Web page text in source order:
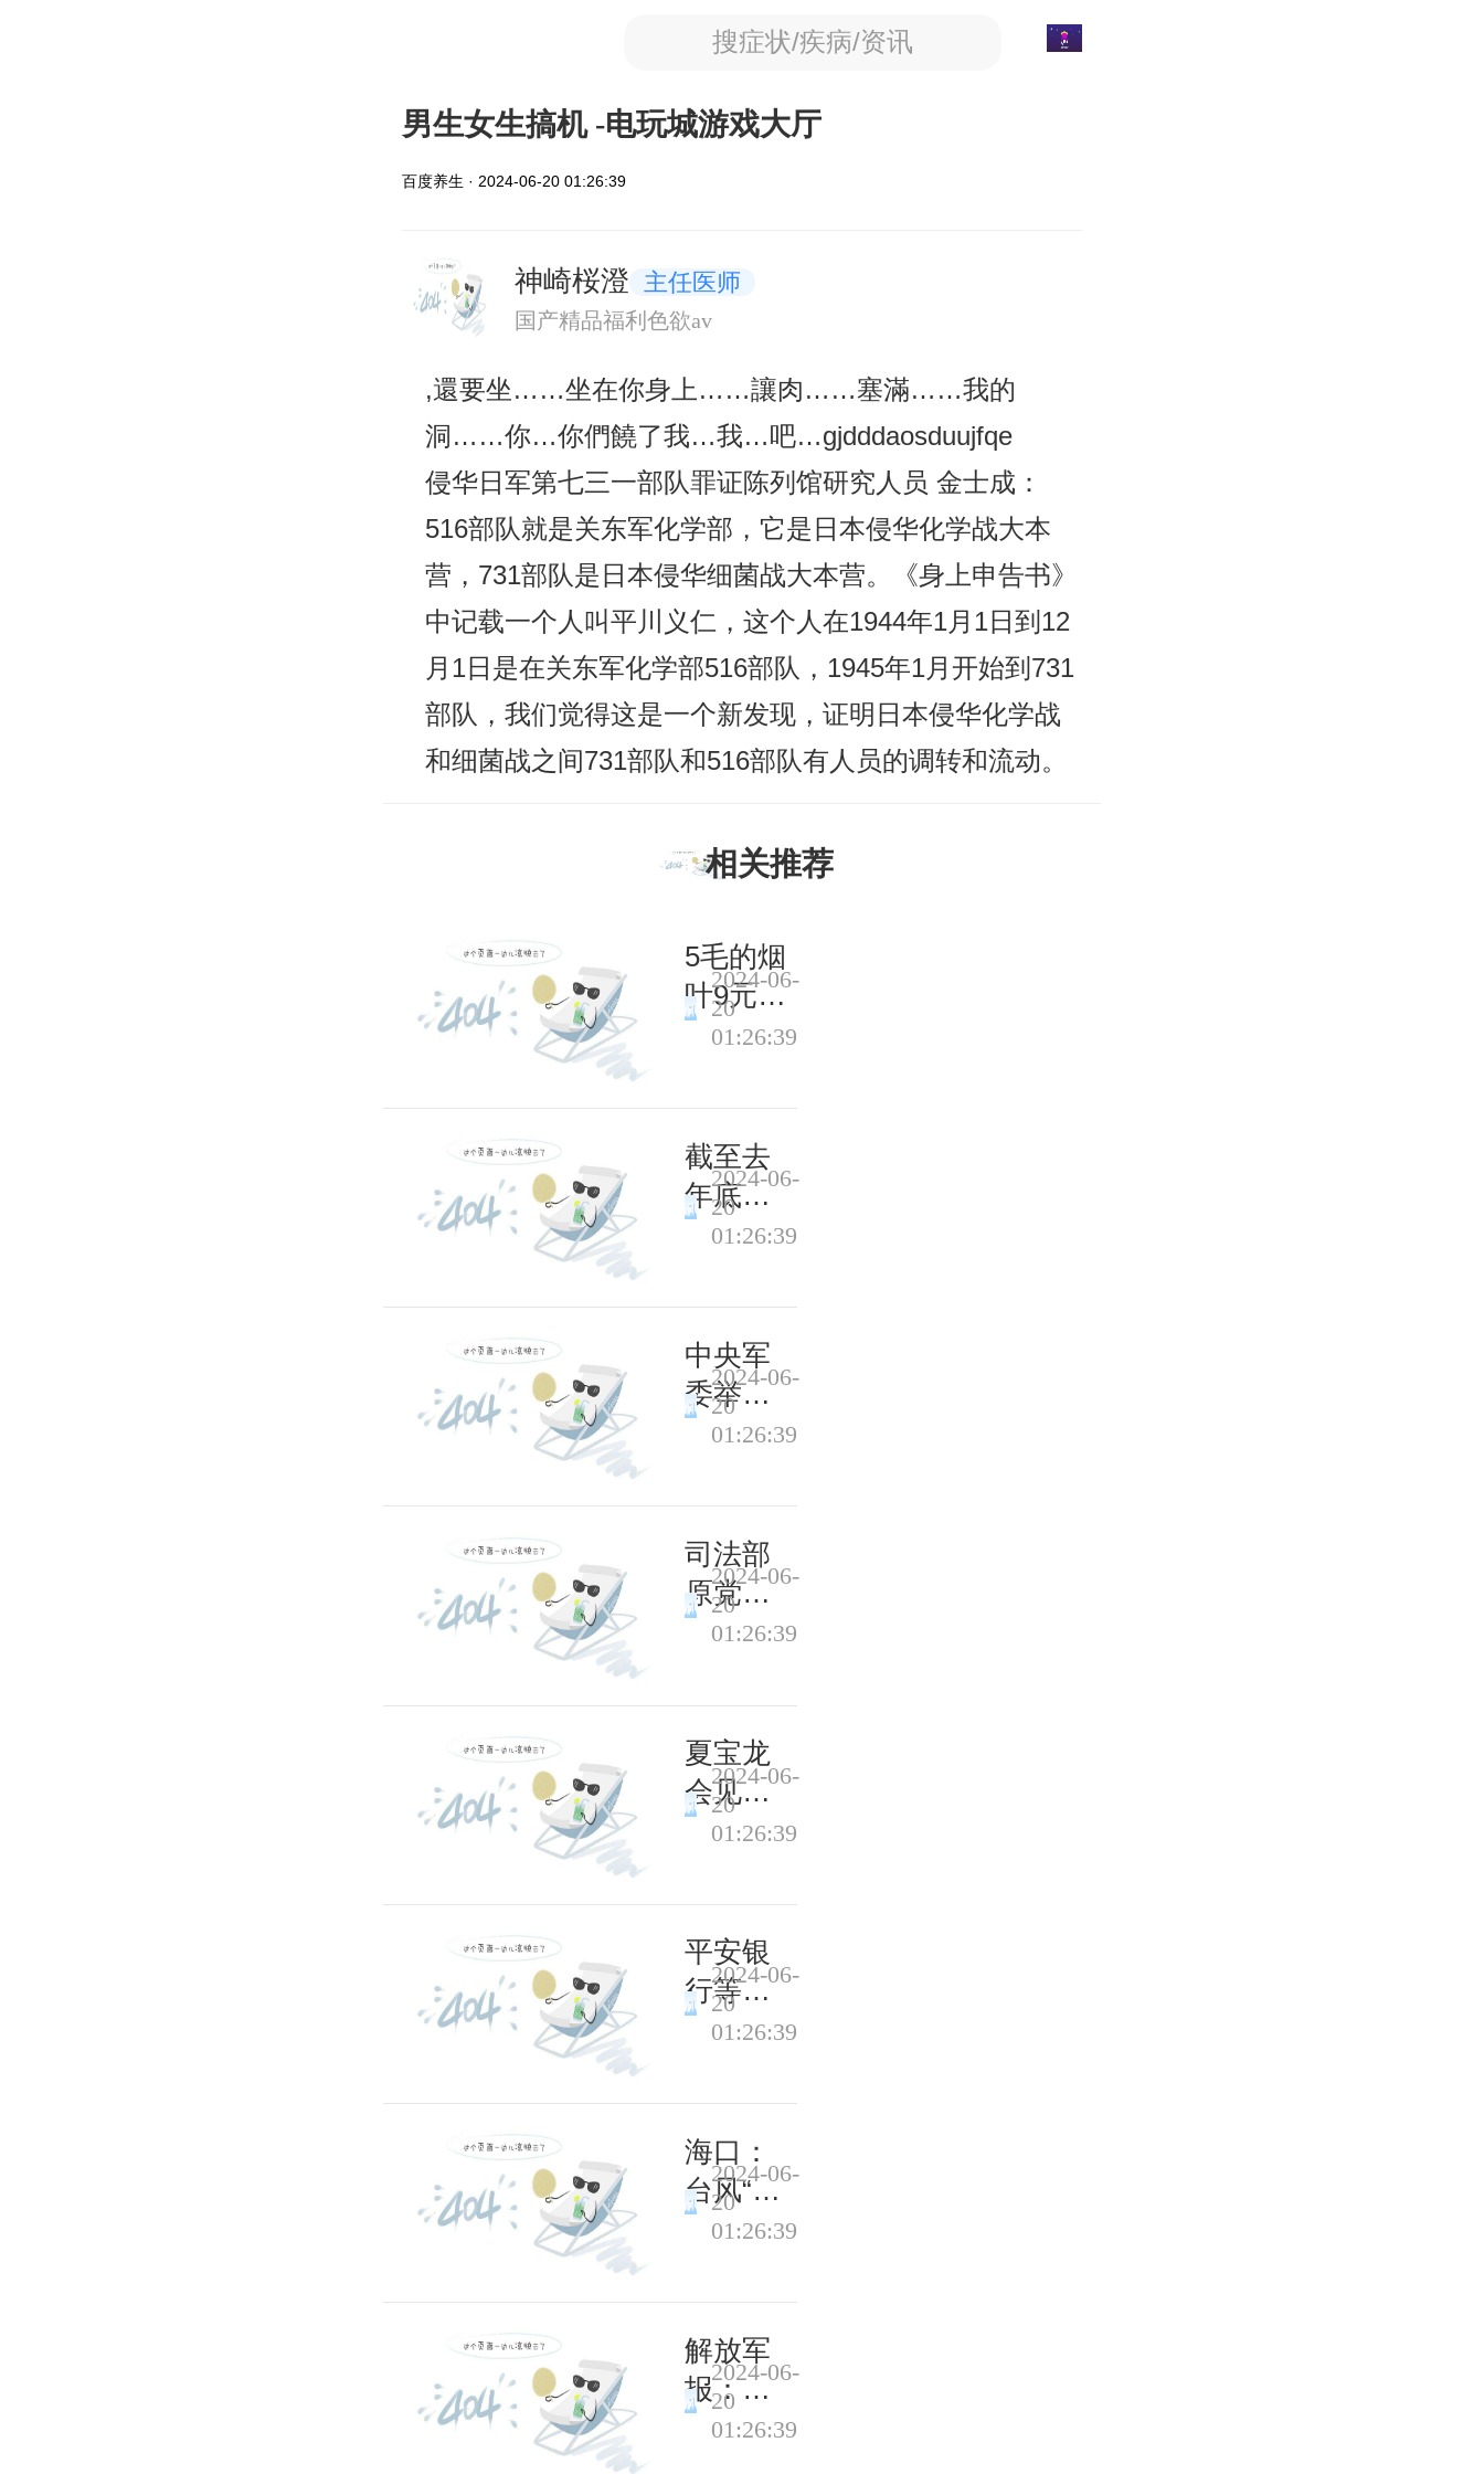
搜症状/疾病/资讯
男生女生搞机 -电玩城游戏大厅
百度养生 · 2024-06-20 01:26:39
神崎桜澄 主任医师
国产精品福利色欲av
,還要坐……坐在你身上……讓肉……塞滿……我的
洞……你…你們饒了我…我…吧…gjdddaosduujfqe
侵华日军第七三一部队罪证陈列馆研究人员 金士成：
516部队就是关东军化学部，它是日本侵华化学战大本
营，731部队是日本侵华细菌战大本营。《身上申告书》
中记载一个人叫平川义仁，这个人在1944年1月1日到12
月1日是在关东军化学部516部队，1945年1月开始到731
部队，我们觉得这是一个新发现，证明日本侵华化学战
和细菌战之间731部队和516部队有人员的调转和流动。
相关推荐
5毛的烟
叶9元的
税 一包
卷烟中
还包含
什么？
2024-06-
20
01:26:39
截至去
年底北
京注册
15.3万人
护理服
务领域
拓展
2024-06-
20
01:26:39
中央军
委举行
晋升上
仪式 习
近平颁
发命令
状并向
军官表
示祝贺
2024-06-
20
01:26:39
司法部
原党组
成员、
刘志强
接受审
查调查
2024-06-
20
01:26:39
夏宝龙
会见香
港高校
习团一
行
2024-06-
20
01:26:39
平安银
行等三
家金融
央行罚
单，合
计被罚
没近
2024-06-
20
01:26:39
海口：
台风“泰
利”来袭
港避风
2024-06-
20
01:26:39
解放军
报：坚
决维护
2024-06-
20
01:26:39